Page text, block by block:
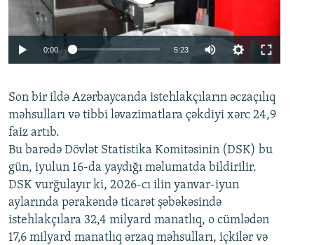
Auto 240p 360p 480p
720p 1080p
0:00 5:23
360p
480p
720p
1080p
Son bir ildə Azərbaycanda istehlakçıların əczaçılıq
məhsulları və tibbi ləvazimatlara çəkdiyi xərc 24,9
faiz artıb.
Bu barədə Dövlət Statistika Komitəsinin (DSK) bu
gün, iyulun 16-da yaydığı məlumatda bildirilir.
DSK vurğulayır ki, 2026-cı ilin yanvar-iyun
aylarında pərakəndə ticarət şəbəkəsində
istehlakçılara 32,4 milyard manatlıq, o cümlədən
17,6 milyard manatlıq ərzaq məhsulları, içkilər və